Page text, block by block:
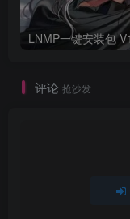
评论 抢沙发